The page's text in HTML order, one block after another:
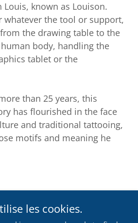
Louis, known as Louison.
whatever the tool or support,
the drawing table to the
body, handling the
tablet or the
than 25 years, this
has flourished in the face
and traditional tattooing,
motifs and meaning he
les cookies.